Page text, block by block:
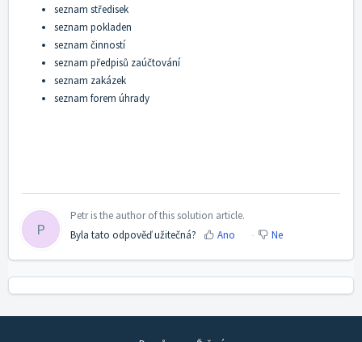
seznam středisek
seznam pokladen
seznam činností
seznam předpisů zaúčtování
seznam zakázek
seznam forem úhrady
P
Petr is the author of this solution article.
Byla tato odpověď užitečná?
Ano Ne